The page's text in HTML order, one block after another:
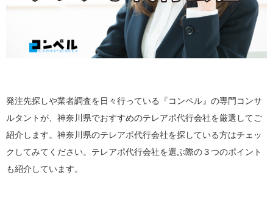
発注先探しや業者調査を日々行っている『コンペル』の専門コンサ
ルタントが、神奈川県でおすすめのテレアポ代行会社を厳選してご
紹介します。神奈川県のテレアポ代行会社を探している方はチェッ
クしてみてください。テレアポ代行会社を選ぶ際の３つのポイント
も紹介しています。